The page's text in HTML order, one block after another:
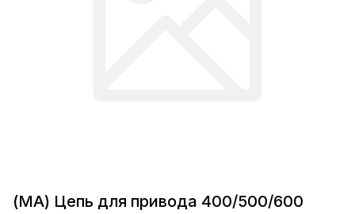
(МА) Цепь для привода 400/500/600